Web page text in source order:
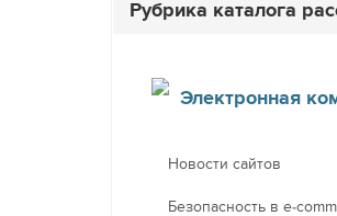
Рубрика каталога
Электронная
Новости сайтов
Безопасность в e-